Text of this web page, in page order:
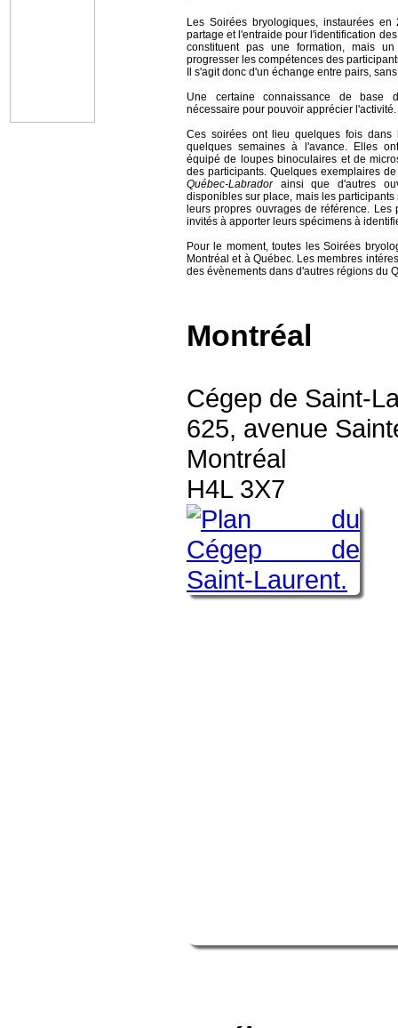
Les Soirées bryologiques, instaurées
partage et l'entraide pour l'identification
constituent pas une formation, mais
progresser les compétences des
Il s'agit donc d'un échange entre pairs,
Une certaine connaissance de base
nécessaire pour pouvoir apprécier l'activité.
Ces soirées ont lieu quelques fois dans
quelques semaines à l'avance. Elles
équipé de loupes binoculaires et de
des participants. Quelques exemplaires
Québec-Labradorainsi que d'autres
disponibles sur place, mais les
leurs propres ouvrages de référence. Les
invités à apporter leurs spécimens à
Pour le moment, toutes les Soirées
Montréal et à Québec. Les membres
des évènements dans d'autres régions du
Montréal
Cégep de Saint-
625, avenue
Montréal
H4L 3X7